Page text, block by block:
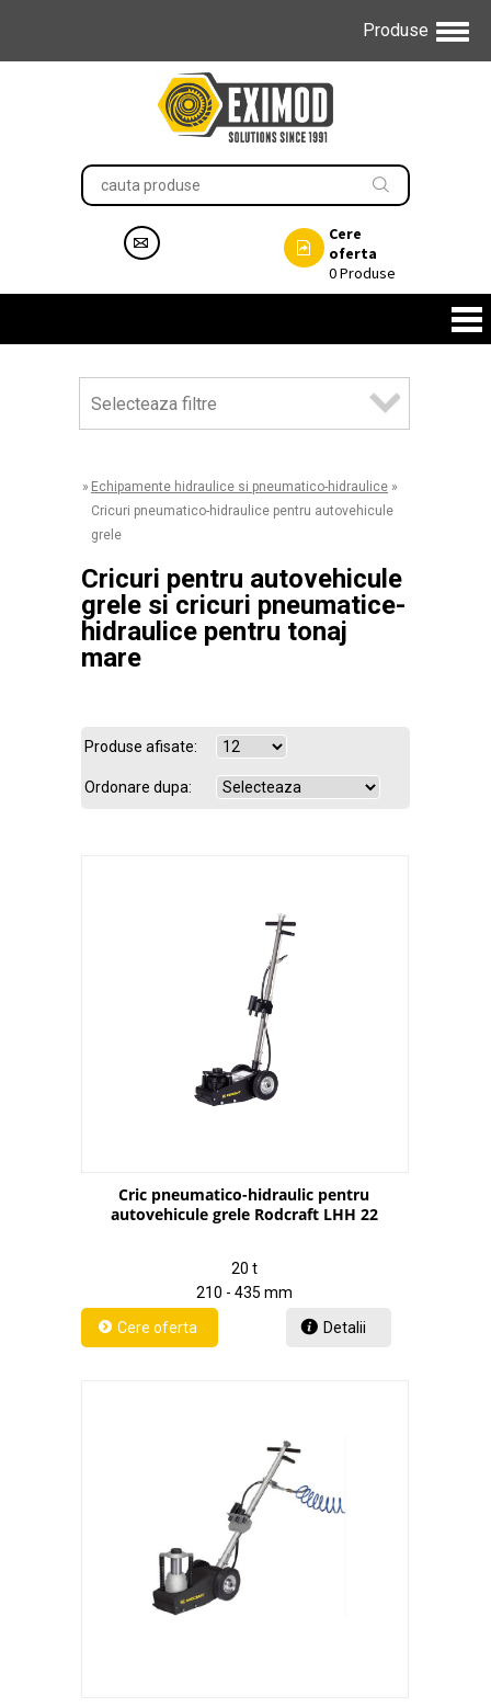
Produse
Cere
oferta
0Produse
Selecteaza filtre
» Echipamente hidraulice si pneumatico-hidraulice »
Cricuri pneumatico-hidraulice pentru autovehicule
grele
Cricuri pentru autovehicule
grele si cricuri pneumatice-
hidraulice pentru tonaj
mare
Produse afisate:
Ordonare dupa:
Cric pneumatico-hidraulic pentru
autovehicule grele Rodcraft LHH 22
20 t
210 - 435 mm
Detalii